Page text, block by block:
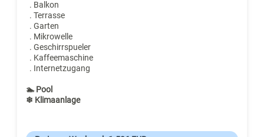
. Balkon
. Terrasse
. Garten
. Mikrowelle
. Geschirrspueler
. Kaffeemaschine
. Internetzugang
🏊 Pool
❄ Klimaanlage